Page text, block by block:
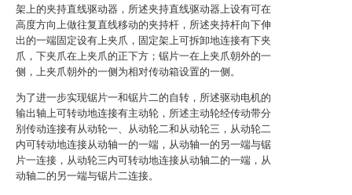
架上的夹持直线驱动器，所述夹持直线驱动器上设有可在
高度方向上做往复直线移动的夹持杆，所述夹持杆向下伸
出的一端固定设有上夹爪，固定架上可拆卸地连接有下夹
爪，下夹爪在上夹爪的正下方；锯片一在上夹爪朝外的一
侧，上夹爪朝外的一侧为相对传动箱设置的一侧。
为了进一步实现锯片一和锯片二的自转，所述驱动电机的
输出轴上可转动地连接有主动轮，所述主动轮经传动带分
别传动连接有从动轮一、从动轮二和从动轮三，从动轮二
内可转动地连接从动轴一的一端，从动轴一的另一端与锯
片一连接，从动轮三内可转动地连接从动轴二的一端，从
动轴二的另一端与锯片二连接。